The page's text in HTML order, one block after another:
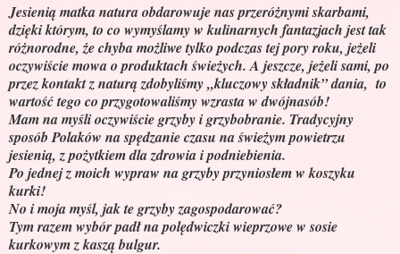
Jesienią matka natura obdarowuje nas przeróżnymi skarbami,
dzięki którym, to co wymyślamy w kulinarnych fantazjach jest tak
różnorodne, że chyba możliwe tylko podczas tej pory roku, jeżeli
oczywiście mowa o produktach świeżych. A jeszcze, jeżeli sami, po
przez kontakt z naturą zdobyliśmy „kluczowy składnik” dania, to
wartość tego co przygotowaliśmy wzrasta w dwójnasób!
Mam na myśli oczywiście grzyby i grzybobranie. Tradycyjny
sposób Polaków na spędzanie czasu na świeżym powietrzu
jesienią, z pożytkiem dla zdrowia i podniebienia.
Po jednej z moich wypraw na grzyby przyniosłem w koszyku
kurki!
No i moja myśl, jak te grzyby zagospodarować?
Tym razem wybór padł na polędwiczki wieprzowe w sosie
kurkowym z kaszą bulgur.